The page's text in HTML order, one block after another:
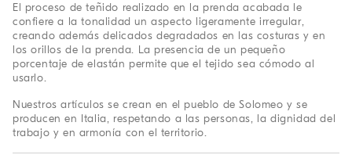
El proceso de teñido realizado en la prenda acabada le
confiere a la tonalidad un aspecto ligeramente irregular,
creando además delicados degradados en las costuras y en
los orillos de la prenda. La presencia de un pequeño
porcentaje de elastán permite que el tejido sea cómodo al
usarlo.
Nuestros artículos se crean en el pueblo de Solomeo y se
producen en Italia, respetando a las personas, la dignidad del
trabajo y en armonía con el territorio.